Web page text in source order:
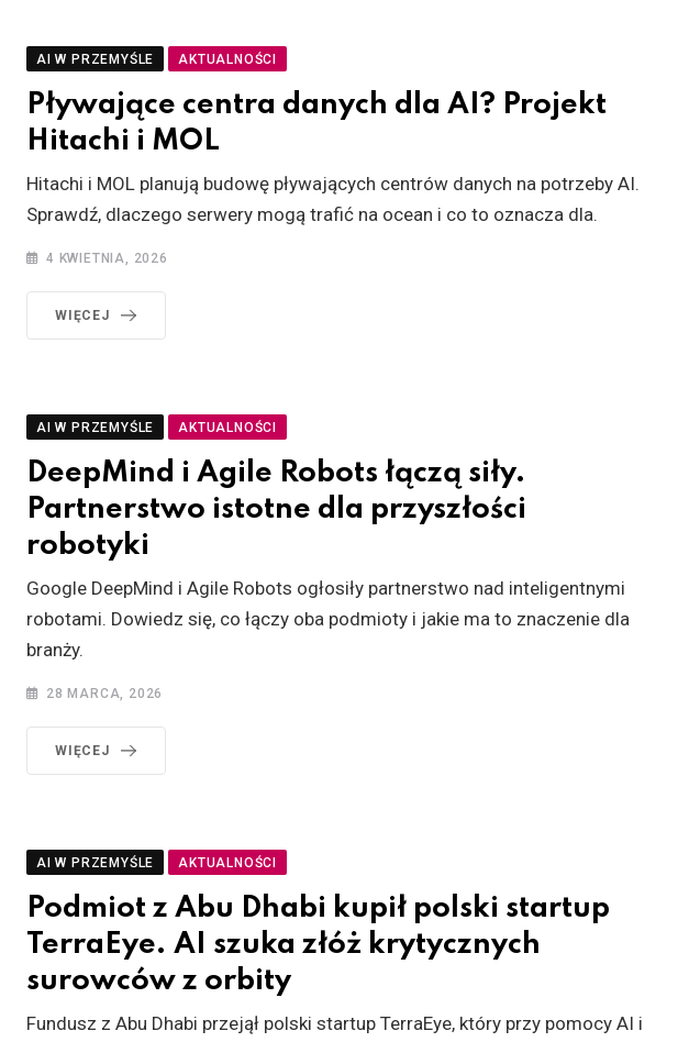
AI W PRZEMYŚLE AKTUALNOŚCI
Pływające centra danych dla AI? Projekt
Hitachi i MOL
Hitachi i MOL planują budowę pływających centrów danych na potrzeby AI.
Sprawdź, dlaczego serwery mogą trafić na ocean i co to oznacza dla.
4 KWIETNIA, 2026
WIĘCEJ
AI W PRZEMYŚLE AKTUALNOŚCI
DeepMind i Agile Robots łączą siły.
Partnerstwo istotne dla przyszłości
robotyki
Google DeepMind i Agile Robots ogłosiły partnerstwo nad inteligentnymi
robotami. Dowiedz się, co łączy oba podmioty i jakie ma to znaczenie dla
branży.
28 MARCA, 2026
WIĘCEJ
AI W PRZEMYŚLE AKTUALNOŚCI
Podmiot z Abu Dhabi kupił polski startup
TerraEye. AI szuka złóż krytycznych
surowców z orbity
Fundusz z Abu Dhabi przejął polski startup TerraEye, który przy pomocy AI i